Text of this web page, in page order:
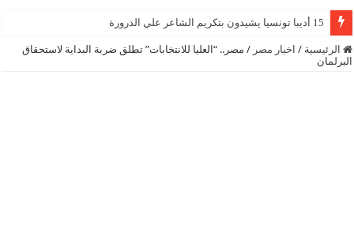
15 أديبا تونسيا يشيدون بتكريم الشاعر علي الدرورة
الرئيسية / اخبار مصر / مصر.. “العليا للانتخابات” تطلق ضربة البداية لاستحقاق
البرلمان